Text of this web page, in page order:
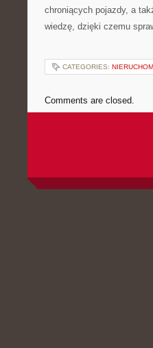
chroniących pojazdy, a
wiedzę, dzięki czemu
CATEGORIES:
Comments are closed.